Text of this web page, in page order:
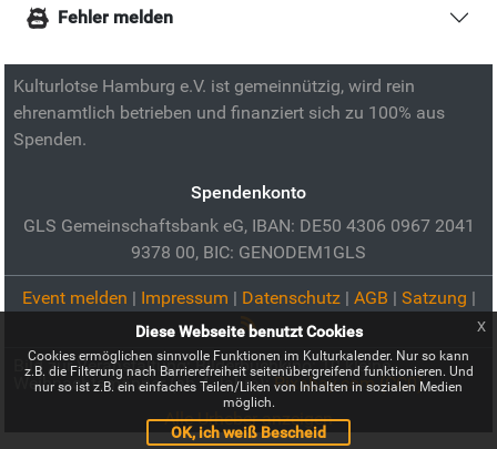
Fehler melden
Kulturlotse Hamburg e.V. ist gemeinnützig, wird rein
ehrenamtlich betrieben und finanziert sich zu 100% aus
Spenden.
Spendenkonto
GLS Gemeinschaftsbank eG, IBAN: DE50 4306 0967 2041
9378 00, BIC: GENODEM1GLS
Event melden | Impressum | Datenschutz| AGB | Satzung |
Bild zur Veranstaltung:Bilderbuchkino: 10 kleine
Weihnachtsmänner (ab 4 Jahre):Pixabay.com (CC0)
Alle Urheber anzeigen
Diese Webseite benutzt Cookies
Cookies ermöglichen sinnvolle Funktionen im Kulturkalender. Nur so kann
z.B. die Filterung nach Barrierefreiheit seitenübergreifend funktionieren. Und
nur so ist z.B. ein einfaches Teilen/Liken von Inhalten in sozialen Medien
möglich.
OK, ich weiß Bescheid
x